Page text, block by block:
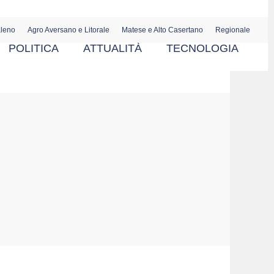
Agro Aversano e Litorale Matese e Alto Casertano Regionale
POLITICA ATTUALITÀ TECNOLOGIA